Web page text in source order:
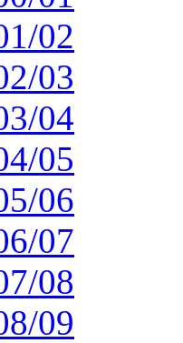
02
03
04
05
06
07
08
09